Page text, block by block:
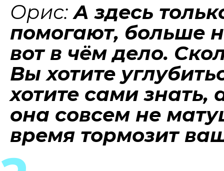
Орис:А здесь
помогают, больше
вот в чём дело.
Вы хотите
хотите сами знать,
она совсем не
время тормозит